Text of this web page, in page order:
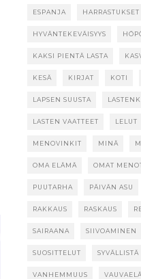
ESPANJA HARRASTUKSET
HYVÄNTEKEVÄISYYS
KAKSI PIENTÄ LASTA
KESÄ KIRJAT KOTI
LAPSEN SUUSTA
LASTEN VAATTEET LELUT
MENOVINKIT MINÄ
OMA ELÄMÄ OMAT
PUUTARHA PÄIVÄN ASU
RAKKAUS RASKAUS
SAIRAANA SIIVOAMINEN
SUOSITTELUT SYVÄLLISTÄ
VANHEMMUUS